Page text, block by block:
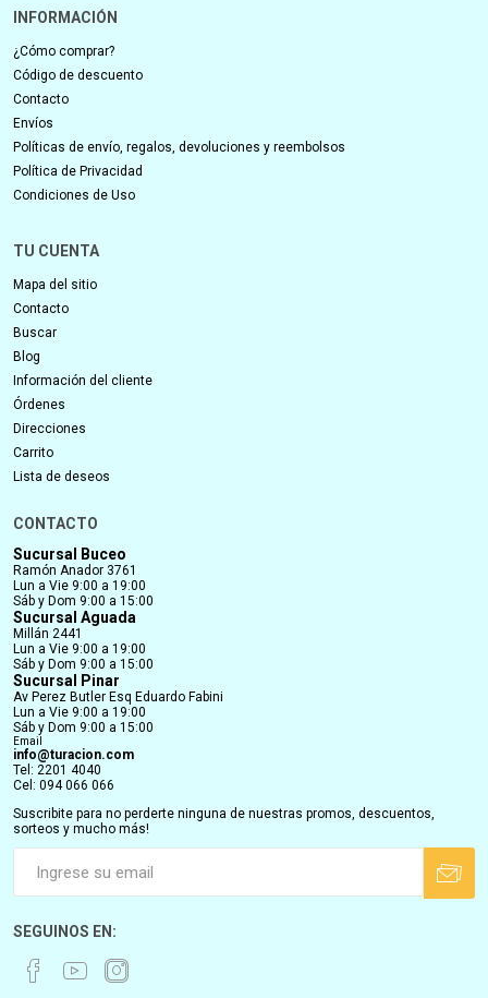
INFORMACIÓN
¿Cómo comprar?
Código de descuento
Contacto
Envíos
Políticas de envío, regalos, devoluciones y reembolsos
Política de Privacidad
Condiciones de Uso
TU CUENTA
Mapa del sitio
Contacto
Buscar
Blog
Información del cliente
Órdenes
Direcciones
Carrito
Lista de deseos
CONTACTO
Sucursal Buceo
Ramón Anador 3761
Lun a Vie 9:00 a 19:00
Sáb y Dom 9:00 a 15:00
Sucursal Aguada
Millán 2441
Lun a Vie 9:00 a 19:00
Sáb y Dom 9:00 a 15:00
Sucursal Pinar
Av Perez Butler Esq Eduardo Fabini
Lun a Vie 9:00 a 19:00
Sáb y Dom 9:00 a 15:00
Email
info@turacion.com
Tel: 2201 4040
Cel: 094 066 066
Suscribite para no perderte ninguna de nuestras promos, descuentos,
sorteos y mucho más!
SEGUINOS EN: